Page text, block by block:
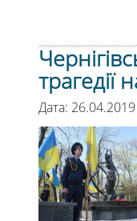
трагедії
Дата: